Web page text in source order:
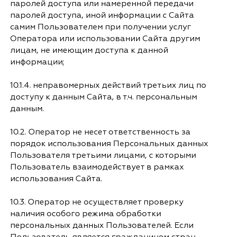
паролей доступа или намеренной передачи
паролей доступа, иной информации с Сайта
самим Пользователем при получении услуг
Оператора или использовании Сайта другим
лицам, не имеющим доступа к данной
информации;
10.1.4. неправомерных действий третьих лиц по
доступу к данным Сайта, в т.ч. персональным
данным.
10.2. Оператор не несет ответственность за
порядок использования Персональных данных
Пользователя третьими лицами, с которыми
Пользователь взаимодействует в рамках
использования Сайта.
10.3. Оператор не осуществляет проверку
наличия особого режима обработки
персональных данных Пользователей. Если